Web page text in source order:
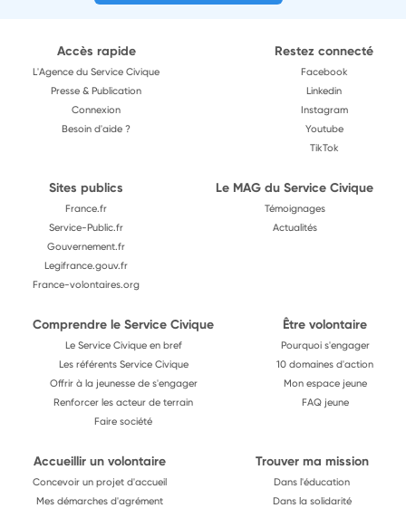
Accès rapide
L'Agence du Service Civique
Presse & Publication
Connexion
Besoin d'aide ?
Restez connecté
Facebook
Linkedin
Instagram
Youtube
TikTok
Sites publics
France.fr
Service-Public.fr
Gouvernement.fr
Legifrance.gouv.fr
France-volontaires.org
Le MAG du Service Civique
Témoignages
Actualités
Comprendre le Service Civique
Le Service Civique en bref
Les référents Service Civique
Offrir à la jeunesse de s'engager
Renforcer les acteur de terrain
Faire société
Être volontaire
Pourquoi s'engager
10 domaines d'action
Mon espace jeune
FAQ jeune
Accueillir un volontaire
Concevoir un projet d'accueil
Mes démarches d'agrément
Trouver ma mission
Dans l'éducation
Dans la solidarité